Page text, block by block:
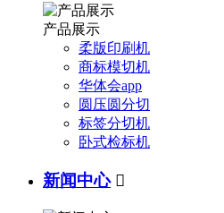
产品展示
柔版印刷机
商标模切机
华体会app
圆压圆分切
标签分切机
卧式检标机
新闻中心 